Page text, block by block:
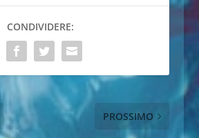
CONDIVIDERE:
PROSSIMO